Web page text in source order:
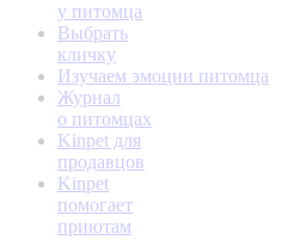
у питомца
Выбрать
кличку
Изучаем эмоции питомца
Журнал
о питомцах
Kinpet для
продавцов
Kinpet
помогает
приютам